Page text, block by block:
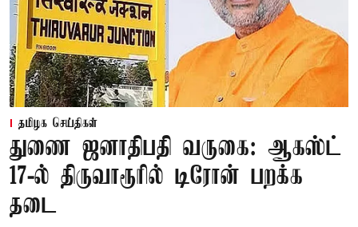
தமிழக செய்திகள்
துணை ஜனாதிபதி வருகை: ஆகஸ்ட்
17-ல் திருவாரூரில் டிரோன் பறக்க
தடை